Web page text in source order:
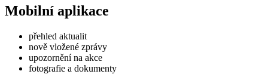
Mobilní aplikace
přehled aktualit
nově vložené zprávy
upozornění na akce
fotografie a dokumenty